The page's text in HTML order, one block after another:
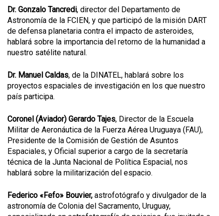
Dr. Gonzalo Tancredi, director del Departamento de
Astronomía de la FCIEN, y que participó de la misión DART
de defensa planetaria contra el impacto de asteroides,
hablará sobre la importancia del retorno de la humanidad a
nuestro satélite natural.
Dr. Manuel Caldas, de la DINATEL, hablará sobre los
proyectos espaciales de investigación en los que nuestro
país participa.
Coronel (Aviador) Gerardo Tajes, Director de la Escuela
Militar de Aeronáutica de la Fuerza Aérea Uruguaya (FAU),
Presidente de la Comisión de Gestión de Asuntos
Espaciales, y Oficial superior a cargo de la secretaría
técnica de la Junta Nacional de Política Espacial, nos
hablará sobre la militarización del espacio.
Federico «Fefo» Bouvier, astrofotógrafo y divulgador de la
astronomía de Colonia del Sacramento, Uruguay,